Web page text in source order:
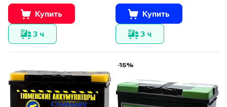
Купить
3 ч
Купить
3 ч
-15%